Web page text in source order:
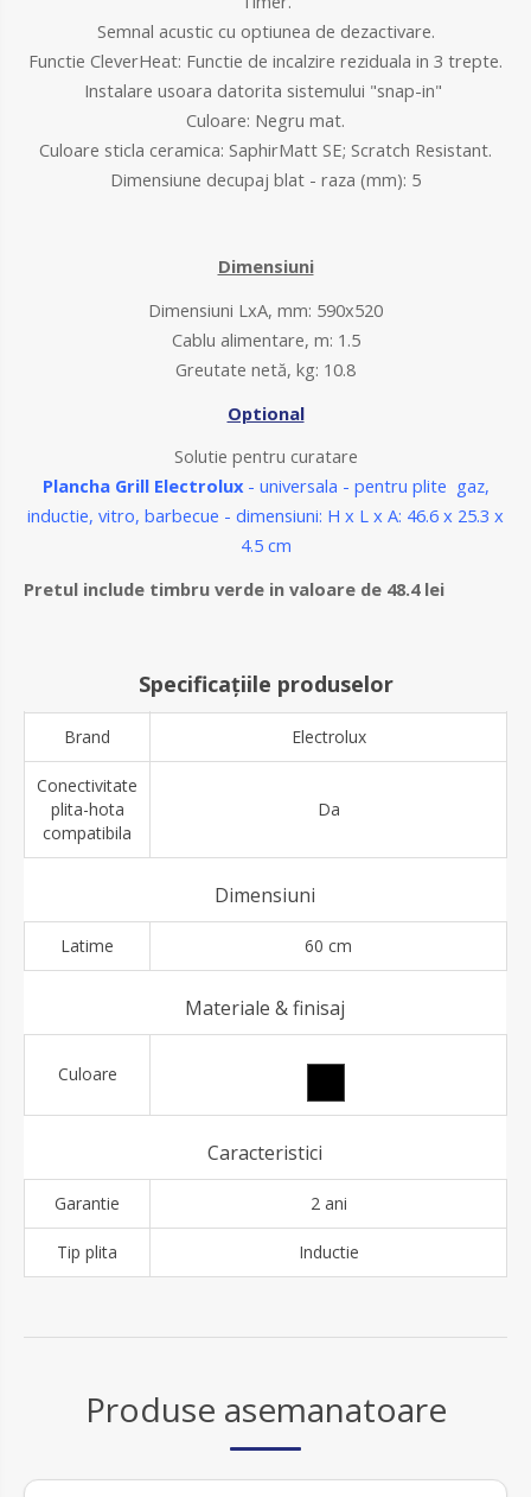
Semnal acustic cu optiunea de dezactivare.
Functie CleverHeat: Functie de incalzire reziduala in 3 trepte.
Instalare usoara datorita sistemului "snap-in"
Culoare: Negru mat.
Culoare sticla ceramica: SaphirMatt SE; Scratch Resistant.
Dimensiune decupaj blat - raza (mm): 5
Dimensiuni
Dimensiuni LxA, mm: 590x520
Cablu alimentare, m: 1.5
Greutate netă, kg: 10.8
Optional
Solutie pentru curatare
Plancha Grill Electrolux- universala - pentru plite gaz,
inductie, vitro, barbecue - dimensiuni: H x L x A: 46.6 x 25.3 x
4.5 cm
Pretul include timbru verde in valoare de 48.4 lei
Specificațiile produselor
Brand Electrolux
Conectivitate
plita-hota
compatibila
Da
Dimensiuni
Latime 60 cm
Materiale & finisaj
Culoare
Caracteristici
Garantie 2 ani
Tip plita Inductie
Produse asemanatoare